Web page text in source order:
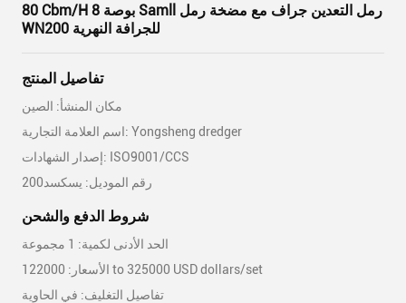
80 Cbm/H 8 بوصة Samll رمل التعدين جراف مع مضخة رمل
WN200 للجرافة النهرية
تفاصيل المنتج
مكان المنشأ: الصين
اسم العلامة التجارية: Yongsheng dredger
إصدار الشهادات: ISO9001/CCS
رقم الموديل: يسكسد200
شروط الدفع والشحن
الحد الأدنى لكمية: 1 مجموعة
الأسعار: 122000 to 325000 USD dollars/set
تفاصيل التغليف: في الحاوية